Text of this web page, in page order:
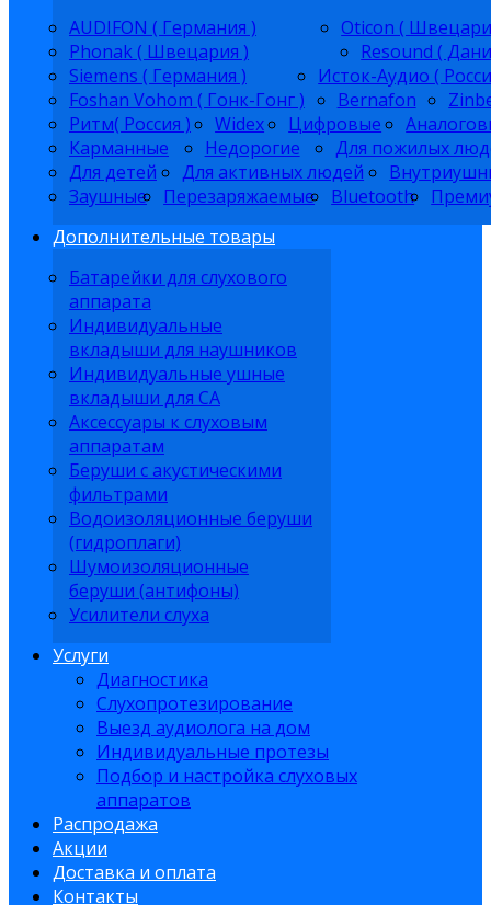
AUDIFON ( Германия )
Oticon (
Phonak ( Швецария )
Resound (
Siemens ( Германия )
Исток-Аудио (
Foshan Vohom ( Гонк-Гонг )
Bernafon
Ритм( Россия )
Widex Цифровые
Карманные
Недорогие
Для пожилых
Для детей
Для активных людей
Заушные
Перезаряжаемые Bluetooth
Дополнительные товары
Батарейки для слухового
аппарата
Индивидуальные
вкладыши для наушников
Индивидуальные ушные
вкладыши для СА
Аксессуары к слуховым
аппаратам
Беруши с акустическими
фильтрами
Водоизоляционные беруши
(гидроплаги)
Шумоизоляционные
беруши (антифоны)
Усилители слуха
Услуги
Диагностика
Слухопротезирование
Выезд аудиолога на дом
Индивидуальные протезы
Подбор и настройка слуховых
аппаратов
Распродажа
Акции
Доставка и оплата
Контакты